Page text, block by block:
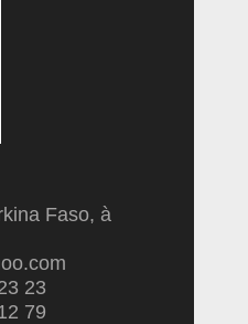
Faso, à
23
79